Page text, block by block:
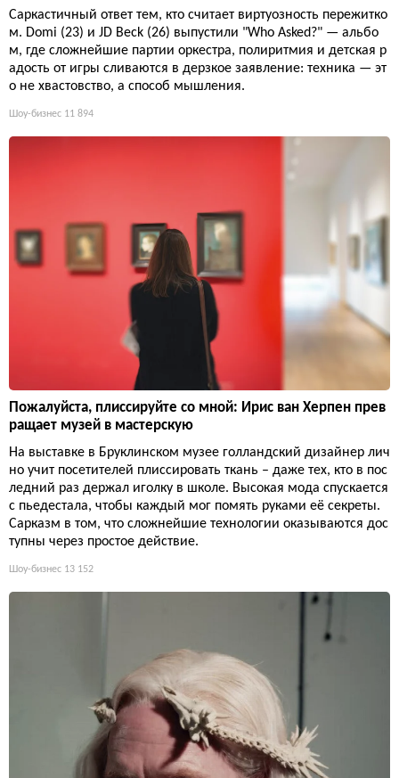
Саркастичный ответ тем, кто считает виртуозность пережитко
м. Domi (23) и JD Beck (26) выпустили "Who Asked?" — альбо
м, где сложнейшие партии оркестра, полиритмия и детская р
адость от игры сливаются в дерзкое заявление: техника — эт
о не хвастовство, а способ мышления.
Шоу-бизнес 11 894
Пожалуйста, плиссируйте со мной: Ирис ван Херпен прев
ращает музей в мастерскую
На выставке в Бруклинском музее голландский дизайнер лич
но учит посетителей плиссировать ткань – даже тех, кто в пос
ледний раз держал иголку в школе. Высокая мода спускается
с пьедестала, чтобы каждый мог помять руками её секреты.
Сарказм в том, что сложнейшие технологии оказываются дос
тупны через простое действие.
Шоу-бизнес 13 152